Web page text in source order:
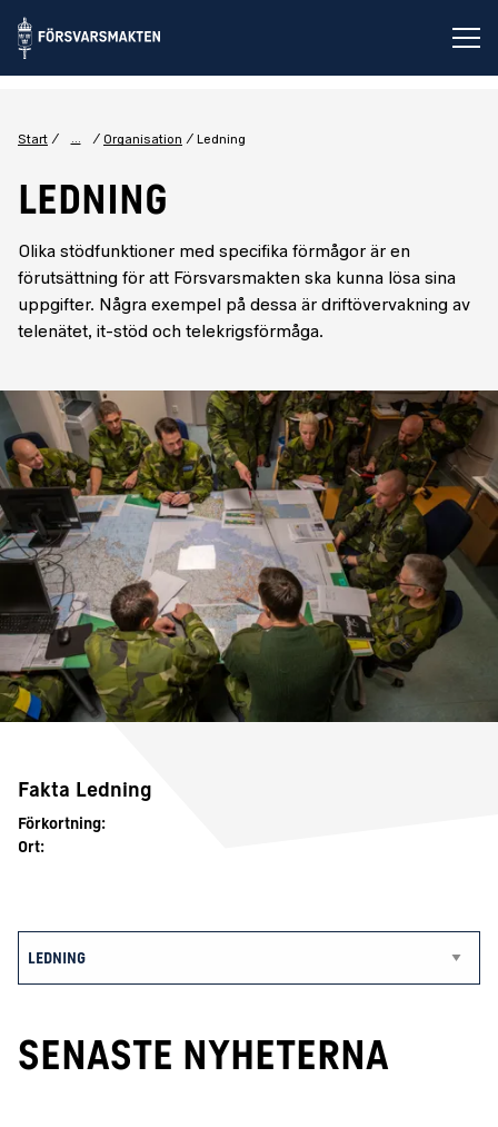
Start ... Organisation Ledning
LEDNING
Olika stödfunktioner med specifika förmågor är en
förutsättning för att Försvarsmakten ska kunna lösa sina
uppgifter. Några exempel på dessa är driftövervakning av
telenätet, it-stöd och telekrigsförmåga.
Fakta Ledning
Förkortning:
Ort:
SENASTE NYHETERNA